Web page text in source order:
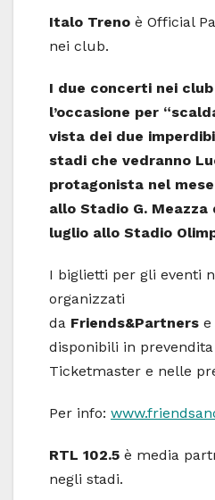
Italo Treno è Official
nei club.
I due concerti nei
l’occasione per
vista dei due
stadi che vedranno
protagonista nel
allo Stadio G. Meazza
luglio allo Stadio
I biglietti per gli eventi
organizzati
da Friends&Partners e
disponibili in
Ticketmaster e nelle
Per info:
RTL 102.5 è media
negli stadi.